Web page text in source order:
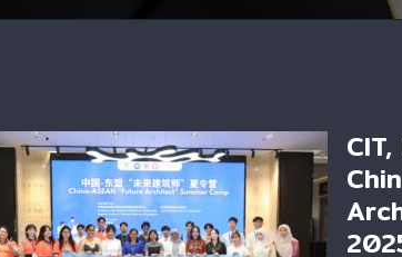
CIT, KMUTNB Students Join